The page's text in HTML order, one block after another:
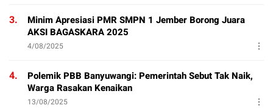
3.
Minim Apresiasi PMR SMPN 1 Jember Borong Juara
AKSI BAGASKARA 2025
4/08/2025
4.
Polemik PBB Banyuwangi: Pemerintah Sebut Tak Naik,
Warga Rasakan Kenaikan
13/08/2025